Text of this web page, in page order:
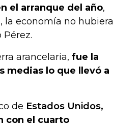
el arranque del año,
la economía no hubiera
arancelaria, fue la
medias lo que llevó a
de Estados Unidos,
con el cuarto